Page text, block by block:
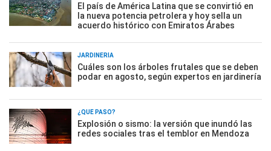
El país de América Latina que se convirtió en
la nueva potencia petrolera y hoy sella un
acuerdo histórico con Emiratos Árabes
JARDINERÍA
Cuáles son los árboles frutales que se deben
podar en agosto, según expertos en jardinería
¿QUÉ PASÓ?
Explosión o sismo: la versión que inundó las
redes sociales tras el temblor en Mendoza